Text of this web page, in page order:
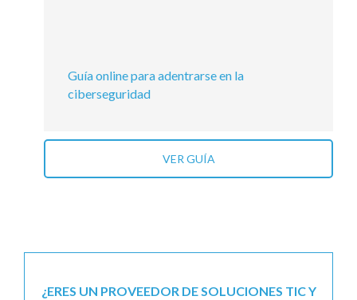
Guía online para adentrarse en la
ciberseguridad
VER GUÍA
¿ERES UN PROVEEDOR DE SOLUCIONES TIC Y